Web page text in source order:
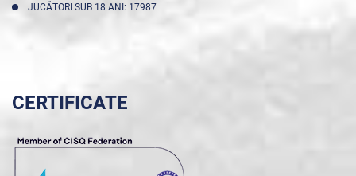
JUCĂTORI SUB 18 ANI: 17987
CERTIFICATE